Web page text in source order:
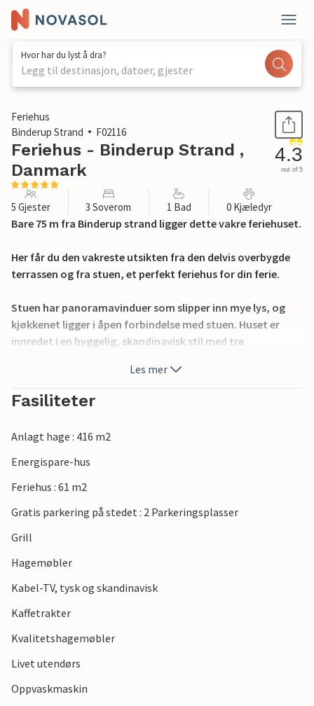
Hvor har du lyst å dra?
Legg til destinasjon, datoer, gjester
1 / 26
Feriehus
Binderup Strand
F02116
Feriehus - Binderup Strand ,
Danmark
4.3
out of 5
5 Gjester 3 Soverom 1 Bad 0 Kjæledyr
Bare 75 m fra Binderup strand ligger dette vakre feriehuset.
Her får du den vakreste utsikten fra den delvis overbygde
terrassen og fra stuen, et perfekt feriehus for din ferie.
Stuen har panoramavinduer som slipper inn mye lys, og
kjøkkenet ligger i åpen forbindelse med stuen. Huset er
innredet i en hyggelig, skandinavisk stil med tre
En varmepumpe sørger også for oppvarming.
Vannforbruket er inkludert i prisen.
Binderup er med sin skog, enger og strand et ideelt
feriemål for barnefamilien. Det er også mange opplevelser i
Koldinghus slott og byens gågater.
Les mer
Fasiliteter
Anlagt hage : 416 m2
Energispare-hus
Feriehus : 61 m2
Gratis parkering på stedet : 2 Parkeringsplasser
Grill
Hagemøbler
Kabel-TV, tysk og skandinavisk
Kaffetrakter
Kvalitetshagemøbler
Livet utendørs
Oppvaskmaskin